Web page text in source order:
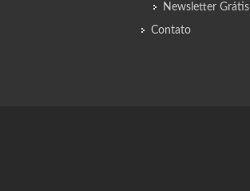
Newsletter Grátis
Contato